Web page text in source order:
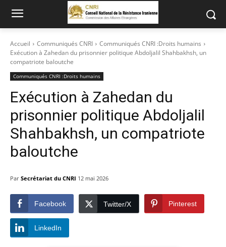
Accueil Communiqués CNRI
Communiqués CNRI :Droits humains
Exécution à Zahedan du prisonnier politique Abdoljalil Shahbakhsh, un
compatriote baloutche
Communiqués CNRI :Droits humains
Exécution à Zahedan du
prisonnier politique Abdoljalil
Shahbakhsh, un compatriote
baloutche
Par Secrétariat du CNRI 12 mai 2026
Facebook Twitter/X Pinterest
LinkedIn